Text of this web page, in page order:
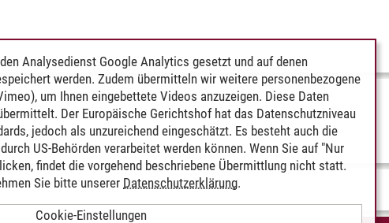
Analysedienst Google Analytics gesetzt und auf denen
werden. Zudem übermitteln wir weitere personenbezogene
um Ihnen eingebettete Videos anzuzeigen. Diese Daten
Der Europäische Gerichtshof hat das Datenschutzniveau
jedoch als unzureichend eingeschätzt. Es besteht auch die
US-Behörden verarbeitet werden können. Wenn Sie auf "Nur
findet die vorgehend beschriebene Übermittlung nicht statt.
Sie bitte unserer Datenschutzerklärung.
Cookie-Einstellungen